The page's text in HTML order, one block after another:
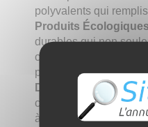
polyvalents qui
Produits Écologiques
durables qui non
cuisine, mais
plus sain.
Designs Élégants:
cuisine avec nos
à la fois pratiques et